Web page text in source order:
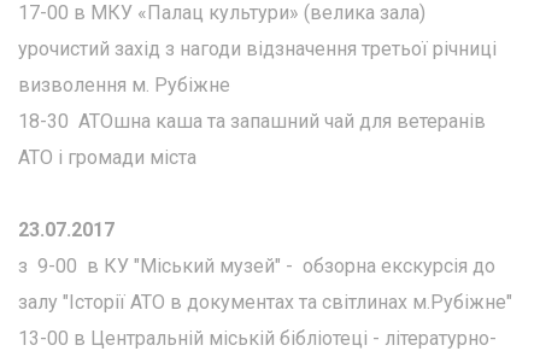
17-00 в МКУ «Палац культури» (велика зала)
урочистий захід з нагоди відзначення третьої річниці
визволення м. Рубіжне
18-30 АТОшна каша та запашний чай для ветеранів
АТО і громади міста
23.07.2017
з 9-00 в КУ "Міський музей" - обзорна екскурсія до
залу "Історії АТО в документах та світлинах м.Рубіжне"
13-00 в Центральній міській бібліотеці - літературно-